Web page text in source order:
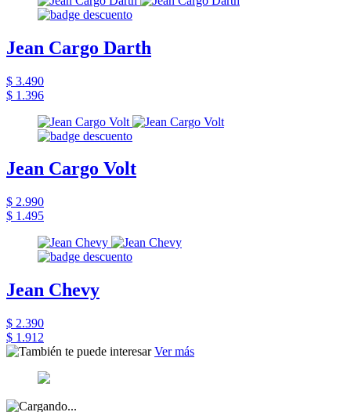
Jean Cargo Darth
$ 3.490
$ 1.396
Jean Cargo Volt
$ 2.990
$ 1.495
Jean Chevy
$ 2.390
$ 1.912
Ver más